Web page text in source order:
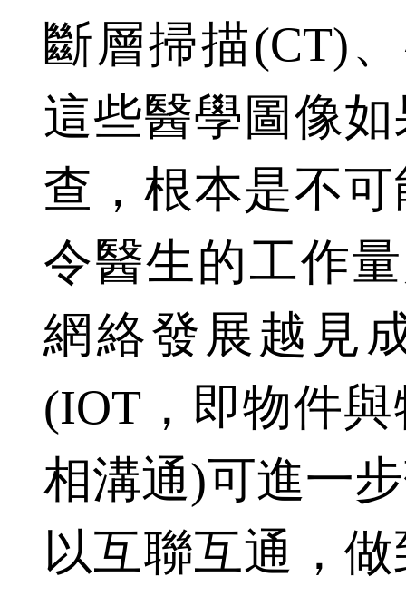
斷層掃描(CT)
這些醫學圖像
查，根本是不
令醫生的工作
網絡發展越見
(IOT，即物件
相溝通)可進一
以互聯互通，